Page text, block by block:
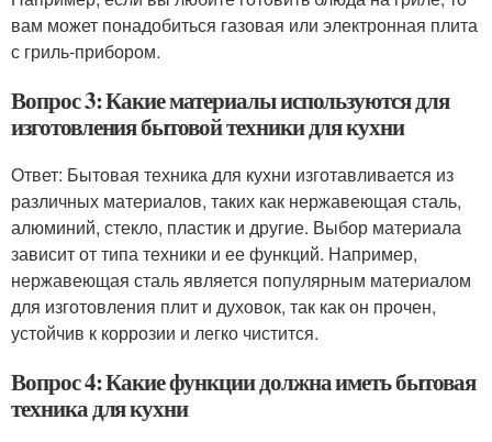
вам может понадобиться газовая или электронная плита
с гриль-прибором.
Вопрос 3: Какие материалы используются для
изготовления бытовой техники для кухни
Ответ: Бытовая техника для кухни изготавливается из
различных материалов, таких как нержавеющая сталь,
алюминий, стекло, пластик и другие. Выбор материала
зависит от типа техники и ее функций. Например,
нержавеющая сталь является популярным материалом
для изготовления плит и духовок, так как он прочен,
устойчив к коррозии и легко чистится.
Вопрос 4: Какие функции должна иметь бытовая
техника для кухни